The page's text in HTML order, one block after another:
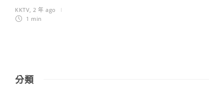
KKTV, 2 年 ago
1 min
分類